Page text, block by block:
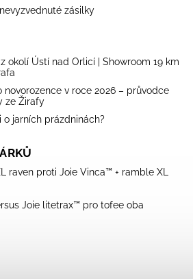
zásilky
okolí Ústí nad Orlicí | Showroom 19 km
v roce 2026 – průvodce
ze Žirafy
jarních prázdninách?
raven proti Joie Vinca™ + ramble XL
Joie litetrax™ pro tofee oba